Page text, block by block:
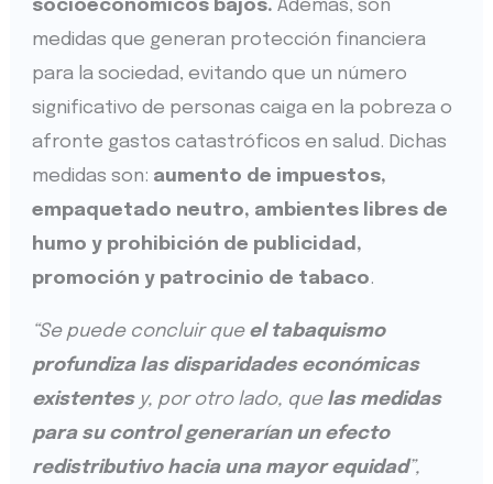
socioeconómicos bajos.Además, son
medidas que generan protección financiera
para la sociedad, evitando que un número
significativo de personas caiga en la pobreza o
afronte gastos catastróficos en salud. Dichas
medidas son: aumento de impuestos,
empaquetado neutro, ambientes libres de
humo y prohibición de publicidad,
promoción y patrocinio de tabaco.
“Se puede concluir que el tabaquismo
profundiza las disparidades económicas
existentesy, por otro lado, que las medidas
para su control generarían un efecto
redistributivo hacia una mayor equidad”,